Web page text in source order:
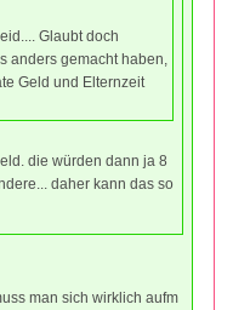
Glaubt doch
anders gemacht haben,
Geld und Elternzeit
die würden dann ja 8
daher kann das so
man sich wirklich aufm